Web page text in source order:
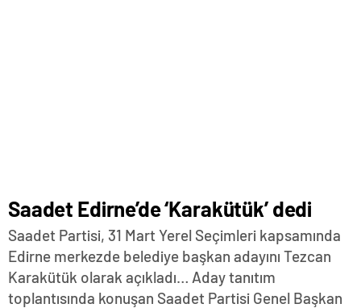
Saadet Edirne’de ‘Karakütük’ dedi
Saadet Partisi, 31 Mart Yerel Seçimleri kapsamında
Edirne merkezde belediye başkan adayını Tezcan
Karakütük olarak açıkladı… Aday tanıtım
toplantısında konuşan Saadet Partisi Genel Başkan